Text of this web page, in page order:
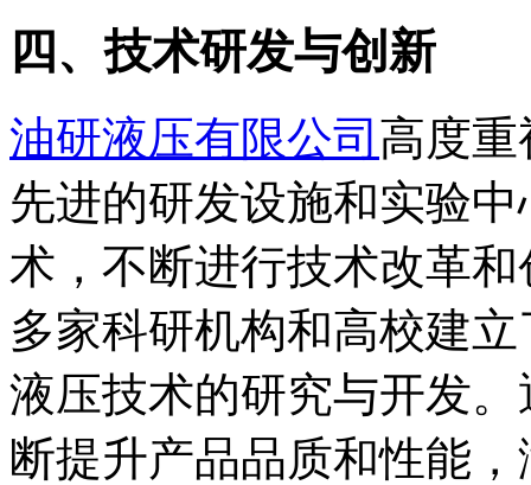
四、技术研发与创新
油研液压有限公司 高度
先进的研发设施和实验
术，不断进行技术改革
多家科研机构和高校建
液压技术的研究与开发
断提升产品品质和性能